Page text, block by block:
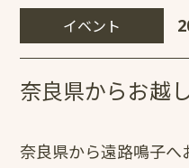
イベント
奈良県からお越
奈良県から遠路鳴子へ